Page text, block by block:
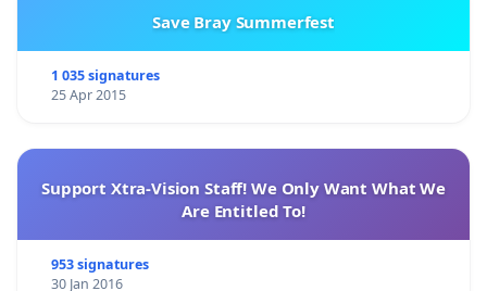
Save Bray Summerfest
1 035 signatures
25 Apr 2015
Support Xtra-Vision Staff! We Only Want What We
Are Entitled To!
953 signatures
30 Jan 2016